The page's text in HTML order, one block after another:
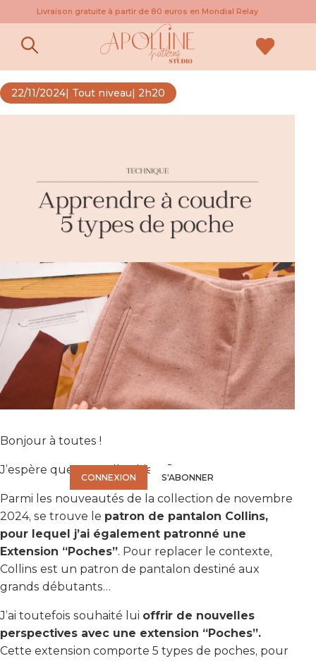
Livraison gratuite à partir de 80 euros en Mondial Relay
Extension poches pour Collins
22/11/2024| Tout niveau| 2h20
CONNEXION
S'ABONNER
Bonjour à toutes !
J’espère que vous allez bien 🙂
Parmi les nouveautés de la collection de novembre
2024, se trouve le patron de pantalon Collins,
pour lequel j’ai également patronné une
Extension “Poches”. Pour replacer le contexte,
Collins est un patron de pantalon destiné aux
grands débutants…
J’ai toutefois souhaité lui offrir de nouvelles
perspectives avec une extension “Poches”.
Cette extension comporte 5 types de poches, pour